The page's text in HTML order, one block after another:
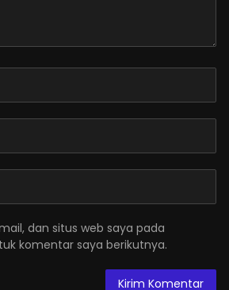
dan situs web saya pada
komentar saya berikutnya.